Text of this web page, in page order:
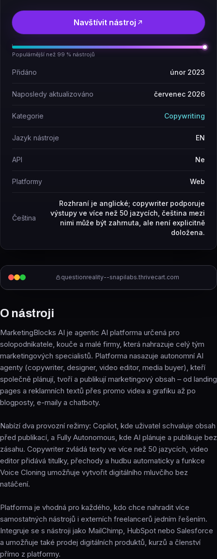
questionreality--snapilabs.thrivecart.com
O nástroji
MarketingBlocks AI je agentic AI platforma určená pro
solopodnikatele, kouče a malé firmy, která nahrazuje celý tým
marketingových specialistů. Platforma nasazuje autonomní AI
agenty (copywriter, designer, video editor, media buyer), kteří
společně plánují, tvoří a publikují marketingový obsah – od landing
pages a reklamních textů přes promo videa a grafiku až po
blogposty, e-maily a chatboty.
Nabízí dva provozní režimy: Copilot, kde uživatel schvaluje obsah
před publikací, a Fully Autonomous, kde AI plánuje a publikuje bez
zásahu. Copywriter zvládá texty ve více než 50 jazycích, video
editor přidává titulky, přechody a hudbu automaticky a funkce
Voice Cloning umožňuje vytvořit digitálního mluvčího bez
natáčení.
Platforma je vhodná pro každého, kdo chce nahradit více
samostatných nástrojů i externích freelancerů jedním řešením.
Integruje se s nástroji jako MailChimp, HubSpot nebo Salesforce
a umožňuje také prodej digitálních produktů, kurzů a členství
přímo z platformy.
Navštívit nástroj
Populárnější než 99 % nástrojů
Přidáno únor 2023
Naposledy aktualizováno červenec 2026
Kategorie Copywriting
Jazyk nástroje EN
API Ne
Platformy Web
Čeština
Rozhraní je anglické; copywriter podporuje
výstupy ve více než 50 jazycích, čeština mezi
nimi může být zahrnuta, ale není explicitně
doložena.